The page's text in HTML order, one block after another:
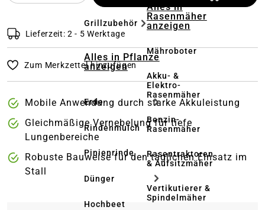
Grillzubehör
Alles in Pflanze
anzeigen
Erde
Rindenmulch
Pinienrinde
Dünger
Hochbeet
Alles in
Rasenmäher
anzeigen
Mähroboter
Akku- &
Elektro-
Rasenmäher
Benzin-
Rasenmäher
Rasentraktoren
& Aufsitzmäher
Vertikutierer &
Spindelmäher
Lieferzeit: 2 - 5 Werktage
Zum Merkzettel hinzufügen
Mobile Anwendung durch starke Akkuleistung
Gleichmäßige Vernebelung für tiefe
Lungenbereiche
Robuste Bauweise für den täglichen Einsatz im
Stall